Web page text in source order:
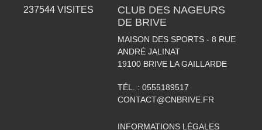
237544 VISITES
CLUB DES NAGEURS
DE BRIVE
MAISON DES SPORTS - 8 RUE
ANDRÉ JALINAT
19100 BRIVE LA GAILLARDE
TÉL. : 0555189517
CONTACT@CNBRIVE.FR
INFORMATIONS LÉGALES